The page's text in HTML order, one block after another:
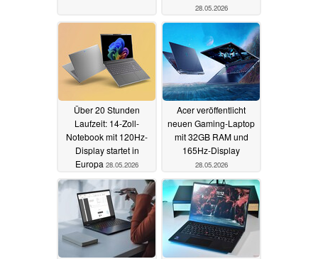
28.05.2026
Über 20 Stunden
Laufzeit: 14-Zoll-
Notebook mit 120Hz-
Display startet in
Europa 28.05.2026
Acer veröffentlicht
neuen Gaming-Laptop
mit 32GB RAM und
165Hz-Display
28.05.2026